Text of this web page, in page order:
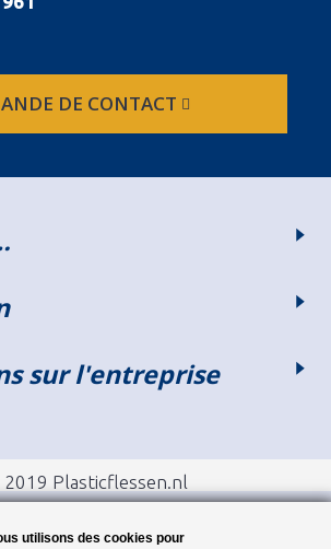
DE CONTACT
sur l'entreprise
Plasticflessen.nl
utilisons des cookies pour